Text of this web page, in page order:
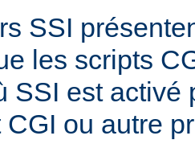
SSI
les scripts
SSI est activé
CGI ou autre